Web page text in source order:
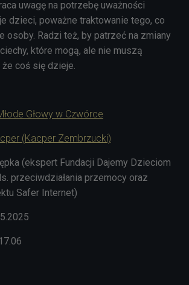
uwagę na potrzebę uważności
dzieci, poważne traktowanie tego, co
osoby. Radzi też, by patrzeć na zmiany
które mogą, ale nie muszą
coś się dzieje.
Głowy w Czwórce
(Kacper Zembrzucki)
(ekspert Fundacji Dajemy Dzieciom
przeciwdziałania przemocy oraz
Safer Internet)
.2025